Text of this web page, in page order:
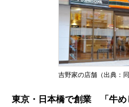
吉野家の店舗（出典：
東京・日本橋で創業 「牛め